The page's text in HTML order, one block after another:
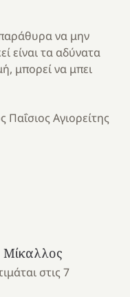
παράθυρα να μην
είναι τα αδύνατα
μπορεί να μπει
Παΐσιος Αγιορείτης
Μίκαλλος
στις 7